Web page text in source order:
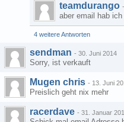
teamdurango -
aber email hab
4 weitere Antworten
sendman - 30. Juni 2014
Sorry, ist verkauft
Mugen chris - 13. Juni
Preislich geht nix mehr
racerdave - 31. Januar